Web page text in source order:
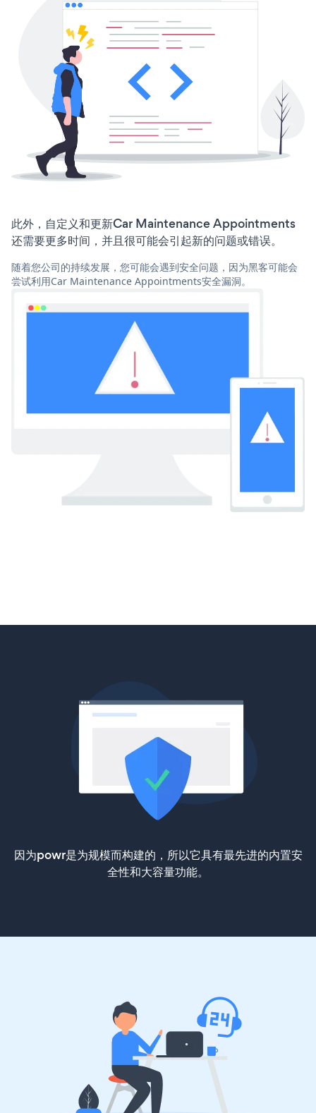
此外，自定义和更新Car Maintenance Appointments
还需要更多时间，并且很可能会引起新的问题或错误。
随着您公司的持续发展，您可能会遇到安全问题，因为黑客可能会
尝试利用Car Maintenance Appointments安全漏洞。
因为powr是为规模而构建的，所以它具有最先进的内置安
全性和大容量功能。